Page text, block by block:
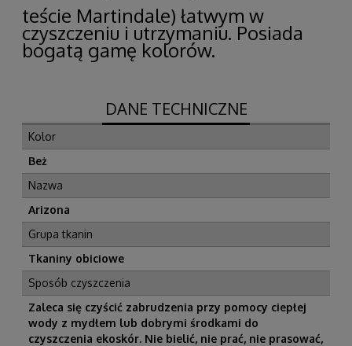
teście Martindale) łatwym w
czyszczeniu i utrzymaniu. Posiada
bogatą gamę kolorów.
DANE TECHNICZNE
Kolor
Beż
Nazwa
Arizona
Grupa tkanin
Tkaniny obiciowe
Sposób czyszczenia
Zaleca się czyścić zabrudzenia przy pomocy ciepłej
wody z mydłem lub dobrymi środkami do
czyszczenia ekoskór. Nie bielić, nie prać, nie prasować,